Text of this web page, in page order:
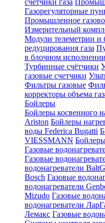
счетчики газа
Газорегуляторные
Промышленное
Измерительный
Модули телеметрии и
редуцирования газа
в блочном исполнении
Турбинные счётчики
газовые счетчики
Фильтры газовые
корректоры объема
Бойлеры
Бойлеры косвенного
Ariston Бойлеры
воды Federica Bugatti
VIESSMANN
Газовые
Газовые
водонагреватели
Bosch Газовые
водонагреватели
Mizudo Газовые
водонагреватели
Лемакс Газовые